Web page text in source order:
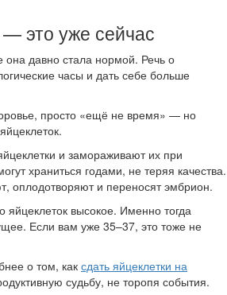
это уже сейчас
она давно стала нормой. Речь о
часы и дать себе больше
просто «ещё не время» — но
и замораживают их при
храниться годами, не теряя качества.
оплодотворяют и переносят эмбрион.
высокое. Именно тогда
Если вам уже 35–37, это тоже не
о том, как сдать яйцеклетки на
судьбу, не торопя события.